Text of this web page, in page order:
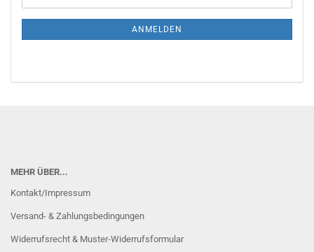
Mail
ANMELDEN
MEHR ÜBER...
Kontakt/Impressum
Versand- & Zahlungsbedingungen
Widerrufsrecht & Muster-Widerrufsformular